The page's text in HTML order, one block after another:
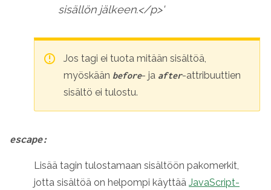
sisällön jälkeen.</p>'
Jos tagi ei tuota mitään sisältöä,
myöskään before- ja after-attribuuttien
sisältö ei tulostu.
escape:
Lisää tagin tulostamaan sisältöön pakomerkit,
jotta sisältöä on helpompi käyttää JavaScript-